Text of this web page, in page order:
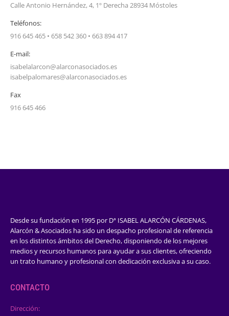
Calle Antonio Hernández, 4, 1º Derecha 28934 Móstoles
Teléfonos:
916 645 465 • 658 542 360 • 663 894 417
E-mail:
isabelalarcon@alarconasociados.es
isabelpalomares@alarconasociados.es
Fax
916 645 466
Desde su fundación en 1995 por Dª ISABEL ALARCÓN CÁRDENAS,
Alarcón & Asociados ha sido un despacho profesional de referencia
en los distintos ámbitos del Derecho, disponiendo de los mejores
medios y recursos humanos para ayudar a sus clientes, ofreciendo
un trato humano y profesional con dedicación exclusiva a su caso.
CONTACTO
Dirección: